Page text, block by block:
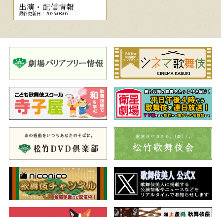
出演・配信情報
最終更新日：2026/08/06